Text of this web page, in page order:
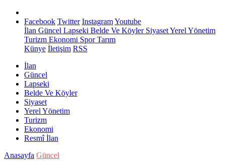
Facebook Twitter InstagramYoutube
İlan Güncel Lapseki Belde Ve KöylerSiyasetYerel Yönetim
Turizm Ekonomi SporTarım
Künye İletişim RSS
İlan
Güncel
Lapseki
Belde Ve Köyler
Siyaset
Yerel Yönetim
Turizm
Ekonomi
Resmî İlan
Anasayfa Güncel